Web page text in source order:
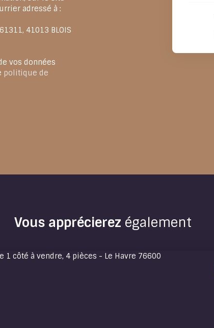
adressé à :
41013 BLOIS
vos données
politique de
Vous apprécierez également